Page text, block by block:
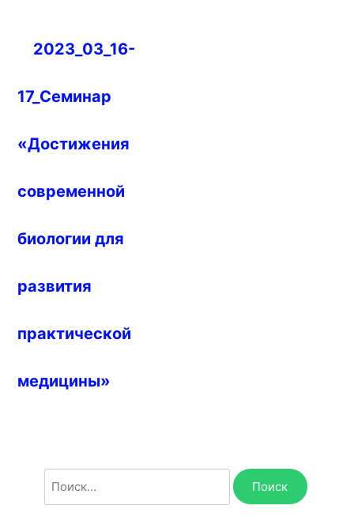
Навигация
записям
2023_03_16-
17_Семинар
«Достижения
современной
биологии для
развития
практической
медицины»
Найти: